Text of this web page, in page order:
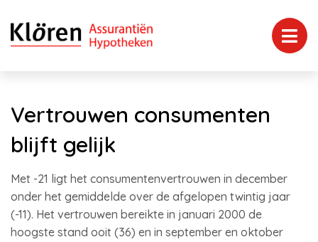
Vertrouwen consumenten
blijft gelijk
Met -21 ligt het consumentenvertrouwen in december
onder het gemiddelde over de afgelopen twintig jaar
(-11). Het vertrouwen bereikte in januari 2000 de
hoogste stand ooit (36) en in september en oktober